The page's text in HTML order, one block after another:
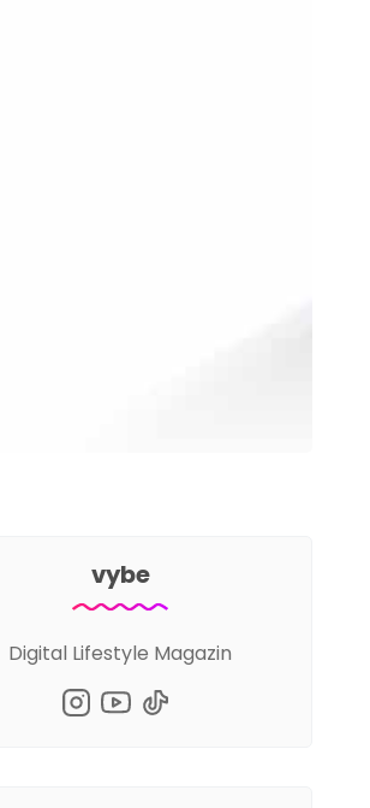
vybe
Digital Lifestyle Magazin